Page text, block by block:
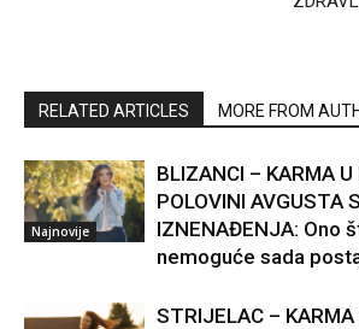
RELATED ARTICLES MORE FROM
Najnovije
BLIZANCI – KARMA U
POLOVINI AVGUSTA
IZNENAĐENJA: Ono
nemoguće sada
STRIJELAC – KARMA